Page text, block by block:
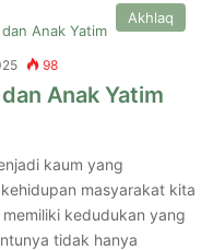
Akhlaq
98
Anak Yatim
kaum yang
masyarakat kita
kedudukan yang